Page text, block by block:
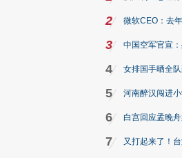
2 微软CEO：去
3 中国空军官宣
4 女排国手晒全
5 河南醉汉闯进
6 白宫回应孟晚
7 又打起来了！